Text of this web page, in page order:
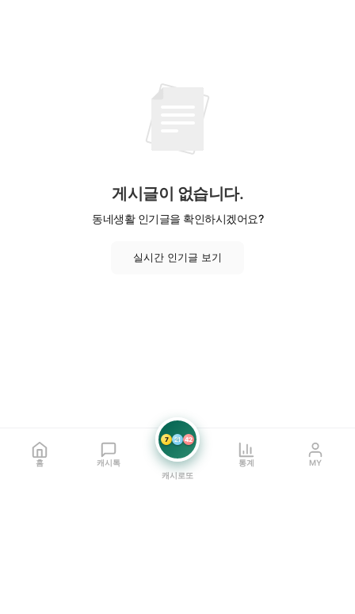
게시글이 없습니다.
동네생활 인기글을 확인하시겠어요?
실시간 인기글 보기
홈 캐시톡
7 21 42
캐시로또
통계 MY